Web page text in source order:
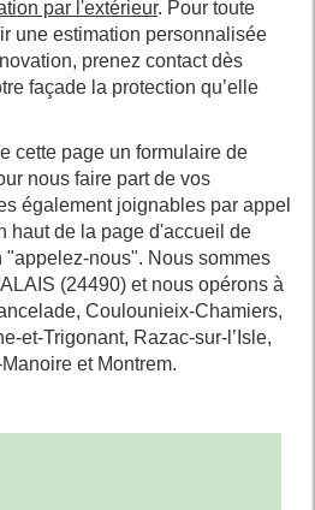
par l'extérieur. Pour toute
une estimation personnalisée
prenez contact dès
façade la protection qu’elle
cette page un formulaire de
nous faire part de vos
également joignables par appel
haut de la page d'accueil de
"appelez-nous". Nous sommes
(24490) et nous opérons à
Coulounieix-Chamiers,
et-Trigonant, Razac-sur-l’Isle,
et Montrem.